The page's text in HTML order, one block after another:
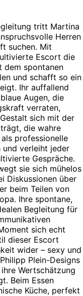
tritt Martina
Herren
suchen. Mit
Escort die
dem spontanen
und schafft so ein
Ihr auffallend
Augen, die
verraten,
sich mit der
die wahre
professionelle
verleiht jeder
Gespräche.
sie sich mühelos
Diskussionen über
beim Teilen von
Ihre spontane,
Begleitung für
sich echt
dieser Escort
wider – sexy und
Plein-Designs
Wertschätzung
Beim Essen
Küche, perfekt